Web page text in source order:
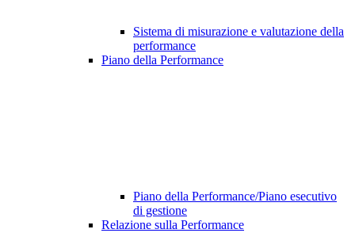
Sistema di misurazione e valutazione della
performance
Piano della Performance
Piano della Performance/Piano esecutivo
di gestione
Relazione sulla Performance